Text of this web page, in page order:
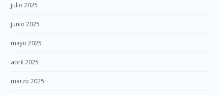
julio 2025
junio 2025
mayo 2025
abril 2025
marzo 2025